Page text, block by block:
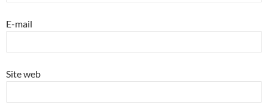
E-mail
Site web